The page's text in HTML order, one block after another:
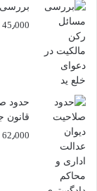
بررسی
45٫000
حدود
قانون
62٫000